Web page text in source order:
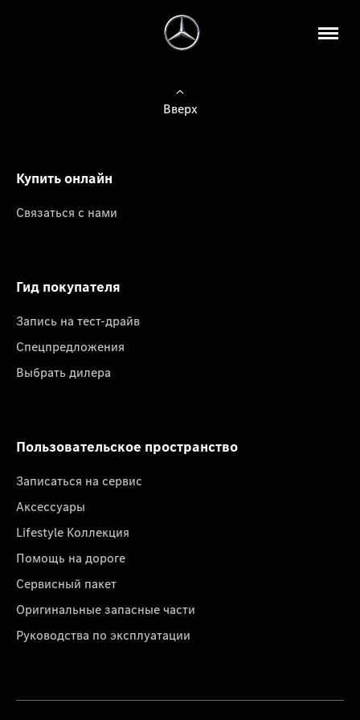
Вверх
Купить онлайн
Связаться с нами
Гид покупателя
Запись на тест-драйв
Спецпредложения
Выбрать дилера
Пользовательское пространство
Записаться на сервис
Аксессуары
Lifestyle Коллекция
Помощь на дороге
Сервисный пакет
Оригинальные запасные части
Руководства по эксплуатации